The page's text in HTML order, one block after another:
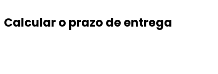
Calcular o prazo de entrega